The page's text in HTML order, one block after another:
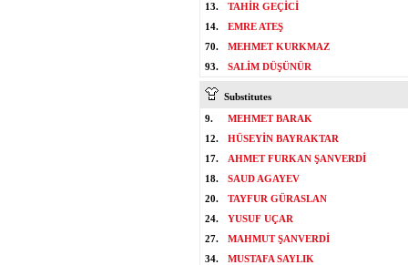
13.
TAHİR GEÇİCİ
14.
EMRE ATEŞ
70.
MEHMET KURKMAZ
93.
SALİM DÜŞÜNÜR
Substitutes
9.
MEHMET BARAK
12.
HÜSEYİN BAYRAKTAR
17.
AHMET FURKAN ŞANVERDİ
18.
SAUD AGAYEV
20.
TAYFUR GÜRASLAN
24.
YUSUF UÇAR
27.
MAHMUT ŞANVERDİ
34.
MUSTAFA SAYLIK